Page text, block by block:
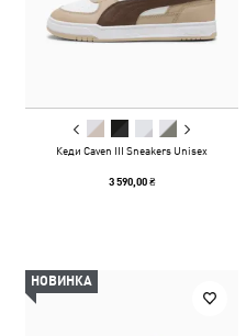
Кеди Caven III Sneakers Unisex
3 590,00 ₴
НОВИНКА